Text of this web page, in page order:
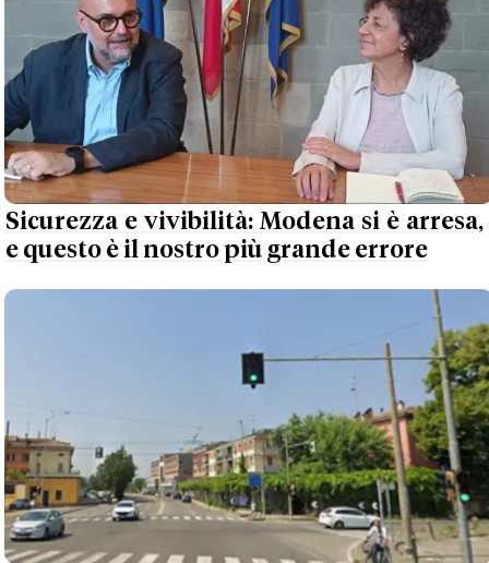
Sicurezza e vivibilità: Modena si è arresa,
e questo è il nostro più grande errore